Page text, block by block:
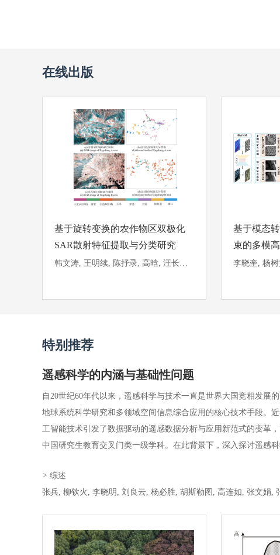
在线出版
基于旋转变换的农作物区双极化
SAR散射特征提取与分类研究
韩文涛, 王明续, 陈抒录, 高晗, 汪长城, 朱建军
基于模态
束的多模
特别推荐
遥感科学的内涵与基础性问题
自20世纪60年代以来，遥感科学与技术一直是世界大国竞相发展
地球系统科学研究和多领域空间信息综合应用的核心技术手段。
工智能技术引发了数据驱动的遥感数据分析与应用新范式的变革
中国研究生教育交叉门类一级学科。在此背景下，深入探讨遥感
谱图像，将遥感科学的基本理论问题归纳为辐射、光谱、时相3大
近、传递5大效应，前者是由于地物自身理化学特点在电磁波谱上
人工智能蓬勃发展的大背景下深化和促进遥感科学基础理论研究
> 综述